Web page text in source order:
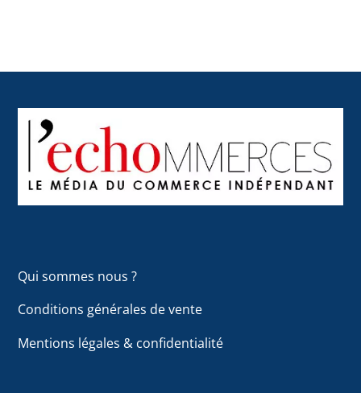
To
Top
Qui sommes nous ?
Conditions générales de vente
Mentions légales & confidentialité